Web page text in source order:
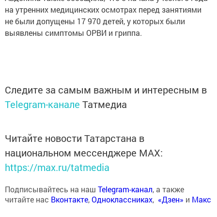
на утренних медицинских осмотрах перед занятиями
не были допущены 17 970 детей, у которых были
выявлены симптомы ОРВИ и гриппа.
Следите за самым важным и интересным в
Telegram-канале Татмедиа
Читайте новости Татарстана в
национальном мессенджере MАХ:
https://max.ru/tatmedia
Подписывайтесь на наш Telegram-канал, а также
читайте нас Вконтакте,Одноклассниках, «Дзен» и Макс